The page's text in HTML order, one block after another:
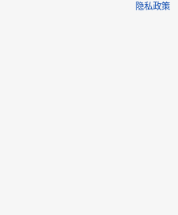
隐私政策